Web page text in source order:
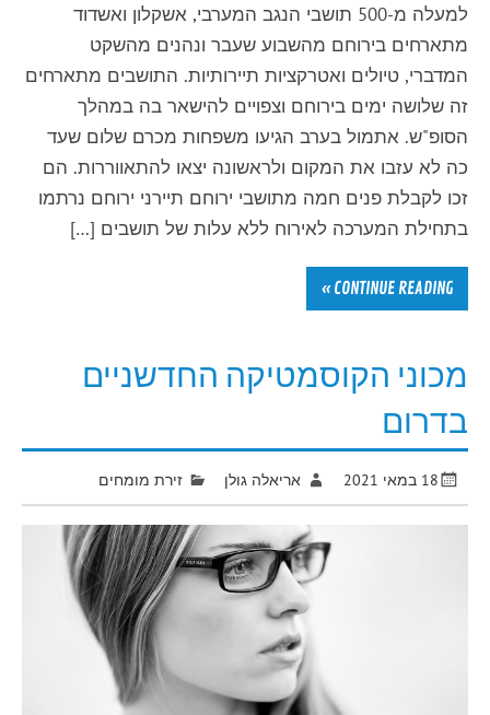
למעלה מ-500 תושבי הנגב המערבי, אשקלון ואשדוד
מתארחים בירוחם מהשבוע שעבר ונהנים מהשקט
המדברי, טיולים ואטרקציות תיירותיות. התושבים מתארחים
זה שלושה ימים בירוחם וצפויים להישאר בה במהלך
הסופ"ש. אתמול בערב הגיעו משפחות מכרם שלום שעד
כה לא עזבו את המקום ולראשונה יצאו להתאווררות. הם
זכו לקבלת פנים חמה מתושבי ירוחם תיירני ירוחם נרתמו
בתחילת המערכה לאירוח ללא עלות של תושבים […]
CONTINUE READING »
מכוני הקוסמטיקה החדשניים
בדרום
18 במאי 2021 אריאלה גולן זירת מומחים